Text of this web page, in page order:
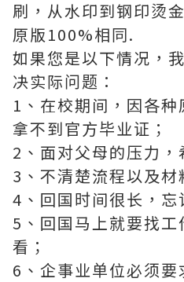
刷，从水印到钢印烫
原版100%相同.
如果您是以下情况，
决实际问题：
1、在校期间，因各种
拿不到官方毕业证；
2、面对父母的压力，
3、不清楚流程以及材
4、回国时间很长，忘
5、回国马上就要找
看；
6、企事业单位必须要